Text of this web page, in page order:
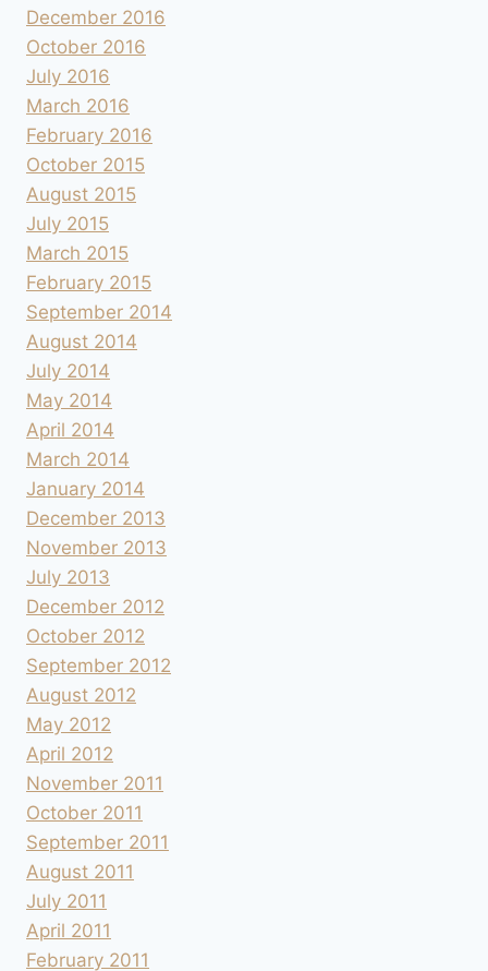
December 2016
October 2016
July 2016
March 2016
February 2016
October 2015
August 2015
July 2015
March 2015
February 2015
September 2014
August 2014
July 2014
May 2014
April 2014
March 2014
January 2014
December 2013
November 2013
July 2013
December 2012
October 2012
September 2012
August 2012
May 2012
April 2012
November 2011
October 2011
September 2011
August 2011
July 2011
April 2011
February 2011